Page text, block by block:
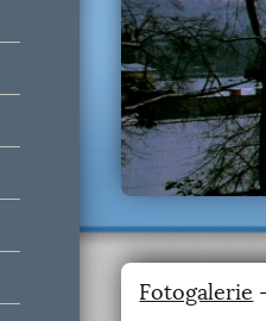
Fotogalerie